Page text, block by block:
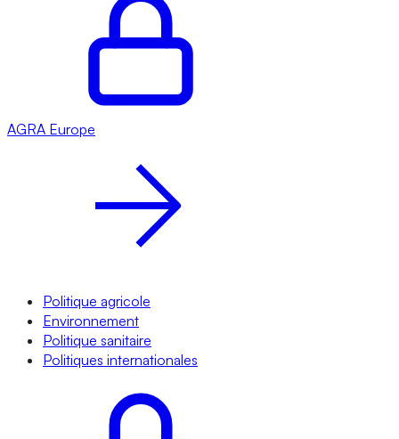
AGRA Europe
Politique agricole
Environnement
Politique sanitaire
Politiques internationales